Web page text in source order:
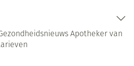
Apotheker van